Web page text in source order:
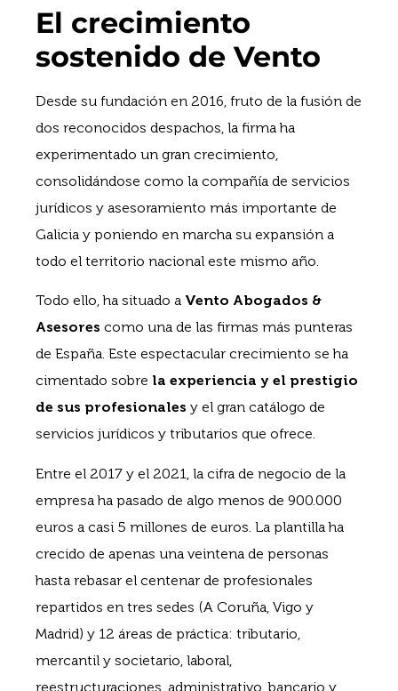
El crecimiento
sostenido de Vento
Desde su fundación en 2016, fruto de la fusión de
dos reconocidos despachos, la firma ha
experimentado un gran crecimiento,
consolidándose como la compañía de servicios
jurídicos y asesoramiento más importante de
Galicia y poniendo en marcha su expansión a
todo el territorio nacional este mismo año.
Todo ello, ha situado a Vento Abogados &
Asesores como una de las firmas más punteras
de España. Este espectacular crecimiento se ha
cimentado sobre la experiencia y el prestigio
de sus profesionales y el gran catálogo de
servicios jurídicos y tributarios que ofrece.
Entre el 2017 y el 2021, la cifra de negocio de la
empresa ha pasado de algo menos de 900.000
euros a casi 5 millones de euros. La plantilla ha
crecido de apenas una veintena de personas
hasta rebasar el centenar de profesionales
repartidos en tres sedes (A Coruña, Vigo y
Madrid) y 12 áreas de práctica: tributario,
mercantil y societario, laboral,
reestructuraciones, administrativo, bancario y